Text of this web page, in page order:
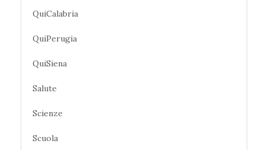
QuiCalabria
QuiPerugia
QuiSiena
Salute
Scienze
Scuola